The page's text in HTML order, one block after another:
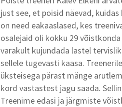
just see, et poisid näevad,
on need eakaaslased, kes
osalejaid oli kokku 29
varakult kujundada lastel
sellele tugevasti kaasa.
üksteisega pärast mänge
kord vastastest jagu saada.
Treenime edasi ja järgmiste